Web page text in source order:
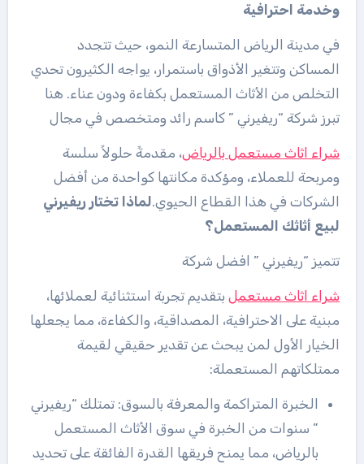
وخدمة احترافية
في مدينة الرياض المتسارعة النمو، حيث تتجدد
المساكن وتتغير الأذواق باستمرار، يواجه الكثيرون تحدي
التخلص من الأثاث المستعمل بكفاءة ودون عناء. هنا
تبرز شركة “ريفيرني ” كاسم رائد ومتخصص في مجال
شراء اثاث مستعمل بالرياض، مقدمةً حلولاً سلسة
ومربحة للعملاء، ومؤكدة مكانتها كواحدة من أفضل
الشركات في هذا القطاع الحيوي.لماذا تختار ريفيرني
لبيع أثاثك المستعمل؟
تتميز “ريفيرني ” افضل شركة
شراء اثاث مستعملبتقديم تجربة استثنائية لعملائها،
مبنية على الاحترافية، المصداقية، والكفاءة، مما يجعلها
الخيار الأول لمن يبحث عن تقدير حقيقي لقيمة
ممتلكاتهم المستعملة:
الخبرة المتراكمة والمعرفة بالسوق: تمتلك “ريفيرني
” سنوات من الخبرة في سوق الأثاث المستعمل
بالرياض، مما يمنح فريقها القدرة الفائقة على تحديد